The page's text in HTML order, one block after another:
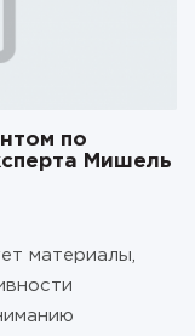
по
Мишель
материалы,